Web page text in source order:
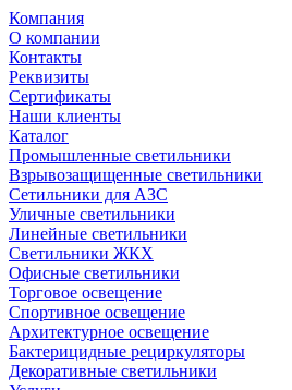
Компания
О компании
Контакты
Реквизиты
Сертификаты
Наши клиенты
Каталог
Промышленные светильники
Взрывозащищенные светильники
Сетильники для АЗС
Уличные светильники
Линейные светильники
Светильники ЖКХ
Офисные светильники
Торговое освещение
Спортивное освещение
Архитектурное освещение
Бактерицидные рециркуляторы
Декоративные светильники